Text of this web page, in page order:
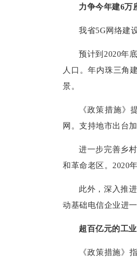
力争今年建6万
我省5G网络建
预计到2020年
人口。年内珠三角
景。
《政策措施》
网。支持地市出台
进一步完善乡
和革命老区。2020
此外，深入推
动基础电信企业进
超百亿元的工
《政策措施》